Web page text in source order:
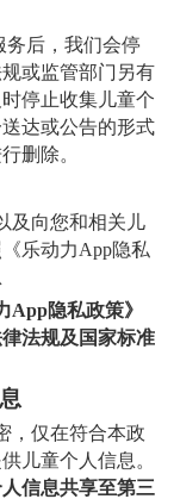
务后，我们会停
或监管部门另有
停止收集儿童个
达或公告的形式
删除。
及向您和相关儿
乐动力App隐私
App隐私政策》
法规及国家标准
，仅在符合本政
儿童个人信息。
信息共享至第三